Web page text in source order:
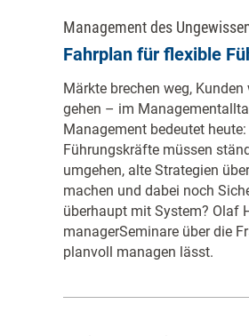
Management des
Fahrplan für flexible
Märkte brechen weg,
gehen – im
Management bedeutet
Führungskräfte müssen
umgehen, alte Strategien
machen und dabei noch
überhaupt mit System? Olaf
managerSeminare über die
planvoll managen lässt.